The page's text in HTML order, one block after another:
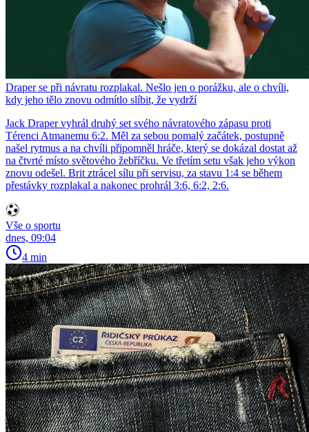
Draper se při návratu rozplakal. Nešlo jen o porážku, ale o chvíli,
kdy jeho tělo znovu odmítlo slíbit, že vydrží
Jack Draper vyhrál druhý set svého návratového zápasu proti
Térenci Atmanemu 6:2. Měl za sebou pomalý začátek, postupně
našel rytmus a na chvíli připomněl hráče, který se dokázal dostat až
na čtvrté místo světového žebříčku. Ve třetím setu však jeho výkon
znovu odešel. Brit ztrácel sílu při servisu, za stavu 1:4 se během
přestávky rozplakal a nakonec prohrál 3:6, 6:2, 2:6.
Vše o sportu
dnes, 09:04
4 min